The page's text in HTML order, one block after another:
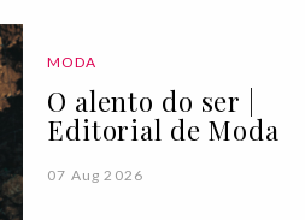
MODA
O alento do ser |
Editorial de Moda
07 Aug 2026